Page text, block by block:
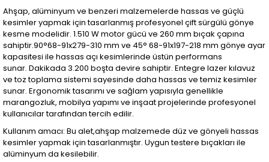
Ahşap, alüminyum ve benzeri malzemelerde hassas ve güçlü
kesimler yapmak için tasarlanmış profesyonel çift sürgülü gönye
kesme modelidir. 1.510 W motor gücü ve 260 mm bıçak çapına
sahiptir.90°68-91x279-310 mm ve 45° 68-91x197-218 mm gönye ayar
kapasitesi ile hassas açı kesimlerinde üstün performans
sunar. Dakikada 3.200 boşta devire sahiptir. Entegre lazer kılavuz
ve toz toplama sistemi sayesinde daha hassas ve temiz kesimler
sunar. Ergonomik tasarımı ve sağlam yapısıyla genellikle
marangozluk, mobilya yapımı ve inşaat projelerinde profesyonel
kullanıcılar tarafından tercih edilir.
Kullanım amacı: Bu alet,ahşap malzemede düz ve gönyeli hassas
kesimler yapmak için tasarlanmıştır. Uygun testere bıçakları ile
alüminyum da kesilebilir.